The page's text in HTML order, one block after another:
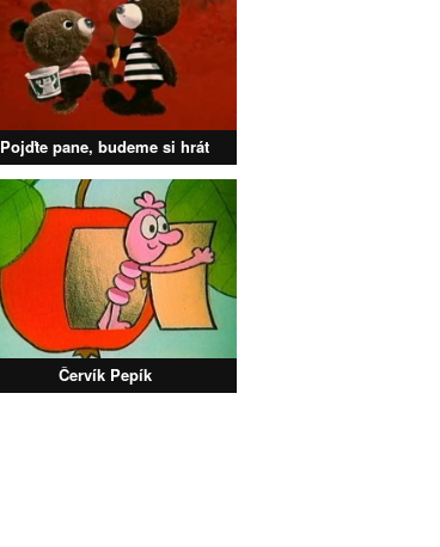
Pojďte pane, budeme si hrát
Červík Pepík